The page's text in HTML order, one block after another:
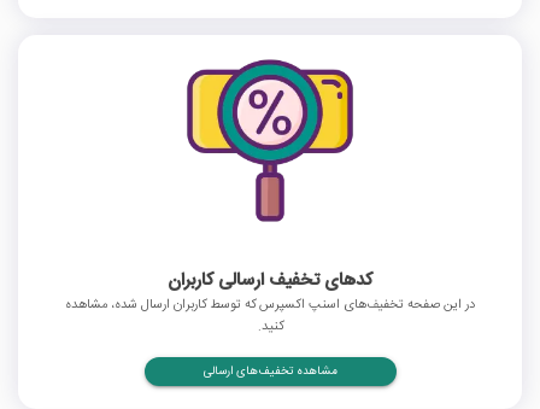
کدهای تخفیف ارسالی کاربران
در این صفحه تخفیف‌های اسنپ اکسپرس که توسط کاربران ارسال شده، مشاهده
کنید.
مشاهده تخفیف‌های ارسالی